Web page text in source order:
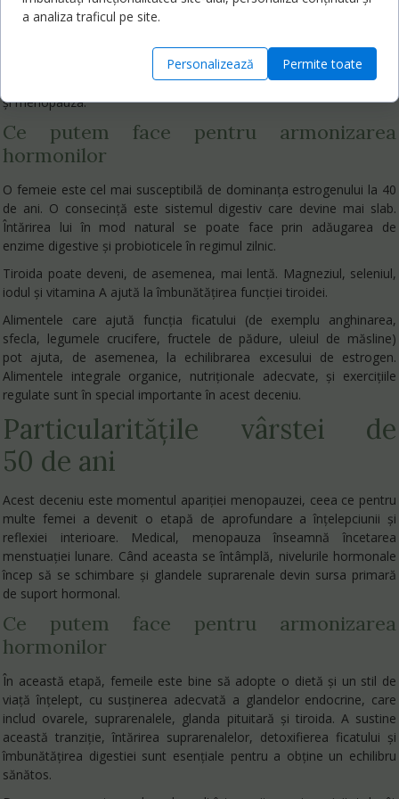
încă din adolescență. În consecință, perimenopauza este un timp de
exces de estrogen și de scădere a progesteronului. Această
schimbare hormonală duce adesea la imprevizibilstări de spirit, flux
intens, bufeuri, transpirații nocturne, dureri de cap și creștere în
greutate — simptome care au devenit sinonime cu perimenopauza
și menopauza.
Ce putem face pentru armonizarea
hormonilor
O femeie este cel mai susceptibilă de dominanța estrogenului la 40
de ani. O consecință este sistemul digestiv care devine mai slab.
Întărirea lui în mod natural se poate face prin adăugarea de
enzime digestive și probioticele în regimul zilnic.
Tiroida poate deveni, de asemenea, mai lentă. Magneziul, seleniul,
iodul și vitamina A ajută la îmbunătățirea funcției tiroidei.
Alimentele care ajută funcția ficatului (de exemplu anghinarea,
sfecla, legumele crucifere, fructele de pădure, uleiul de măsline)
pot ajuta, de asemenea, la echilibrarea excesului de estrogen.
Alimentele integrale organice, nutriționale adecvate, și exercițiile
regulate sunt în special importante în acest deceniu.
Particularitățile vârstei de
50 de ani
Acest deceniu este momentul apariției menopauzei, ceea ce pentru
multe femei a devenit o etapă de aprofundare a înțelepciunii și
reflexiei interioare. Medical, menopauza înseamnă încetarea
menstuației lunare. Când aceasta se întâmplă, nivelurile hormonale
încep să se schimbare și glandele suprarenale devin sursa primară
de suport hormonal.
Ce putem face pentru armonizarea
hormonilor
În această etapă, femeile este bine să adopte o dietă și un stil de
viață înțelept, cu susținerea adecvată a glandelor endocrine, care
includ ovarele, suprarenalele, glanda pituitară și tiroida. A sustine
această tranziție, întărirea suprarenalelor, detoxifierea ficatului și
îmbunătățirea digestiei sunt esențiale pentru a obține un echilibru
sănătos.
a analiza traficul pe site.
Personalizează Permite toate